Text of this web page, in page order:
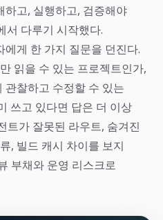
하고, 실행하고, 검증해야
서 다루기 시작했다.
게 한 가지 질문을 던진다.
읽을 수 있는 프로젝트인가,
관찰하고 수정할 수 있는
쓰고 있다면 답은 더 이상
트가 잘못된 라우트, 숨겨진
, 빌드 캐시 차이를 보지
부채와 운영 리스크로